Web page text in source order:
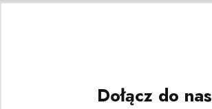
Dołącz do nas